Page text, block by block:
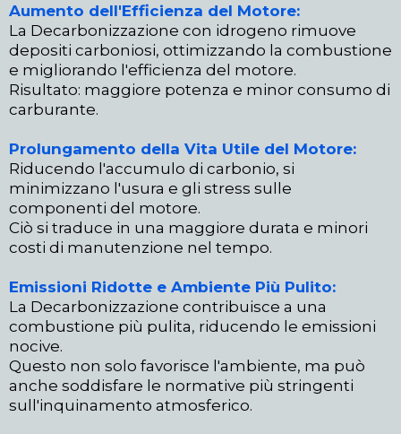
Aumento dell'Efficienza del Motore:
La Decarbonizzazione con idrogeno rimuove
depositi carboniosi, ottimizzando la combustione
e migliorando l'efficienza del motore.
Risultato: maggiore potenza e minor consumo di
carburante.
Prolungamento della Vita Utile del Motore:
Riducendo l'accumulo di carbonio, si
minimizzano l'usura e gli stress sulle
componenti del motore.
Ciò si traduce in una maggiore durata e minori
costi di manutenzione nel tempo.
Emissioni Ridotte e Ambiente Più Pulito:
La Decarbonizzazione contribuisce a una
combustione più pulita, riducendo le emissioni
nocive.
Questo non solo favorisce l'ambiente, ma può
anche soddisfare le normative più stringenti
sull'inquinamento atmosferico.